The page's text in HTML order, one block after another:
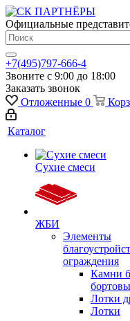
Официальные
+7(495)797-666-4
Звоните с 9:00 до 18:00
Заказать звонок
Отложенные 0
Каталог
Сухие смеси
ЖБИ
Элементы
ограждения
Камни
Лотки
Лотки